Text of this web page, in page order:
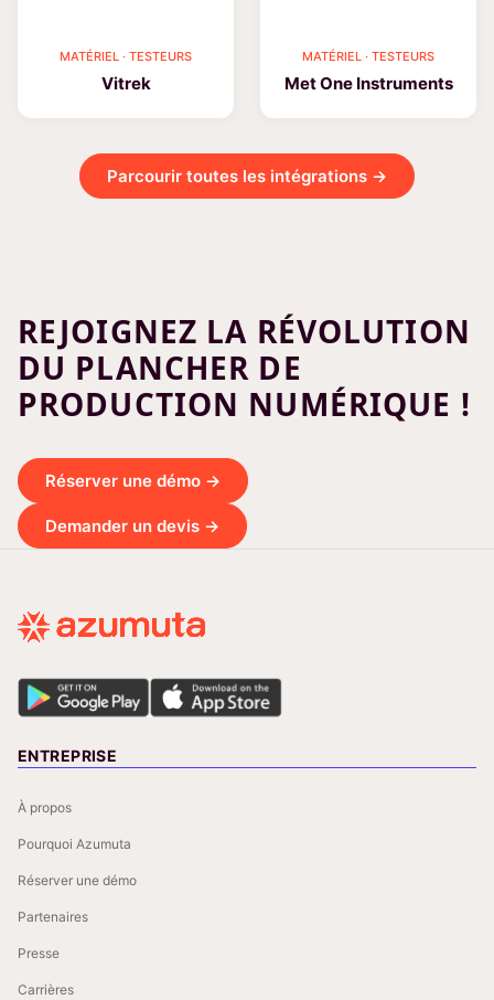
MATÉRIEL · TESTEURS
Vitrek
MATÉRIEL · TESTEURS
Met One Instruments
Parcourir toutes les intégrations →
REJOIGNEZ LA RÉVOLUTION
DU PLANCHER DE
PRODUCTION NUMÉRIQUE !
Réserver une démo →
Demander un devis →
ENTREPRISE
À propos
Pourquoi Azumuta
Réserver une démo
Partenaires
Presse
Carrières